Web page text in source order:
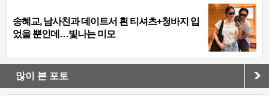
송혜교, 남사친과 데이트서 흰 티셔츠+청바지 입
었을 뿐인데…빛나는 미모
많이 본 포토